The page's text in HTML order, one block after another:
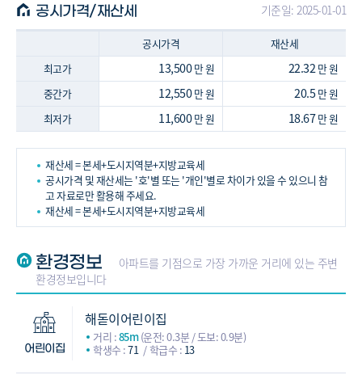
공시가격/재산세 기준일: 2025-01-01
공시가격
재산세
최고가
13,500만 원 22.32 만 원
중간가
12,550만 원 20.5만 원
최저가
11,600만 원 18.67만 원
재산세 = 본세+도시지역분+지방교육세
공시가격 및 재산세는 '호'별 또는 '개인'별로 차이가 있을 수 있으니 참
고 자료로만 활용해 주세요.
재산세 = 본세+도시지역분+지방교육세
환경정보
아파트를 기점으로 가장 가까운 거리에 있는 주변
환경정보입니다
어린이집
해돋이어린이집
거리 :85m(운전: 0.3분 / 도보: 0.9분)
학생수 :71 학급수 : 13